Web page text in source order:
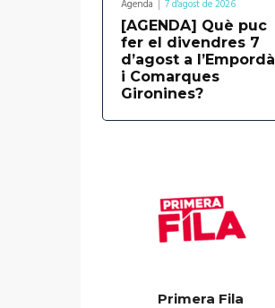
Agenda 7 d'agost de 2026
[AGENDA] Què puc
fer el divendres 7
d’agost a l’Empordà
i Comarques
Gironines?
Primera Fila